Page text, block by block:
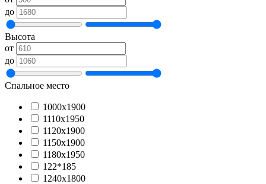
до
Высота
от
до
Спальное место
1000х1900
1110х1950
1120х1900
1150х1900
1180х1950
122*185
1240х1800